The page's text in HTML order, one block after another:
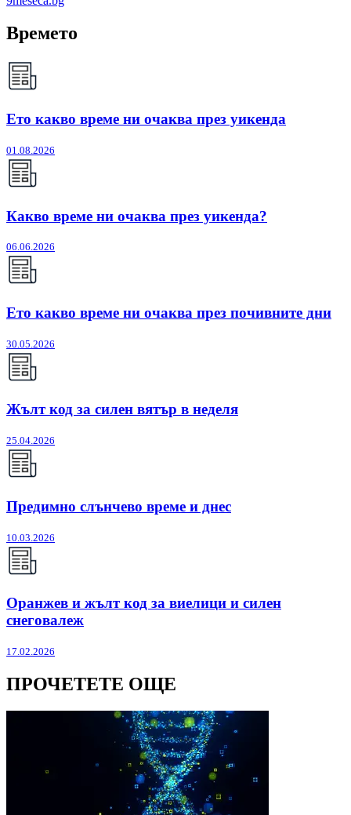
Времето
Ето какво време ни очаква през уикенда
01.08.2026
Какво време ни очаква през уикенда?
06.06.2026
Ето какво време ни очаква през почивните дни
30.05.2026
Жълт код за силен вятър в неделя
25.04.2026
Предимно слънчево време и днес
10.03.2026
Оранжев и жълт код за виелици и силен
снеговалеж
17.02.2026
ПРОЧЕТЕТЕ ОЩЕ